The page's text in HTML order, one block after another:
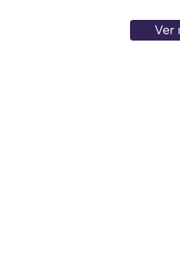
Ver